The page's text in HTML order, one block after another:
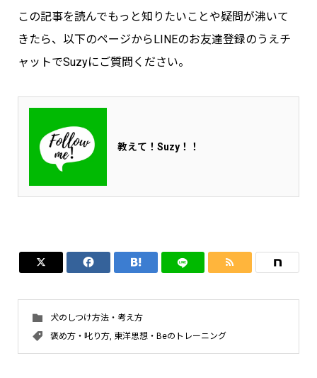
この記事を読んでもっと知りたいことや疑問が沸いて
きたら、以下のページからLINEのお友達登録のうえチ
ャットでSuzyにご質問ください。
教えて！Suzy！！
   
犬のしつけ方法・考え方
褒め方・叱り方, 東洋思想・Beのトレーニング